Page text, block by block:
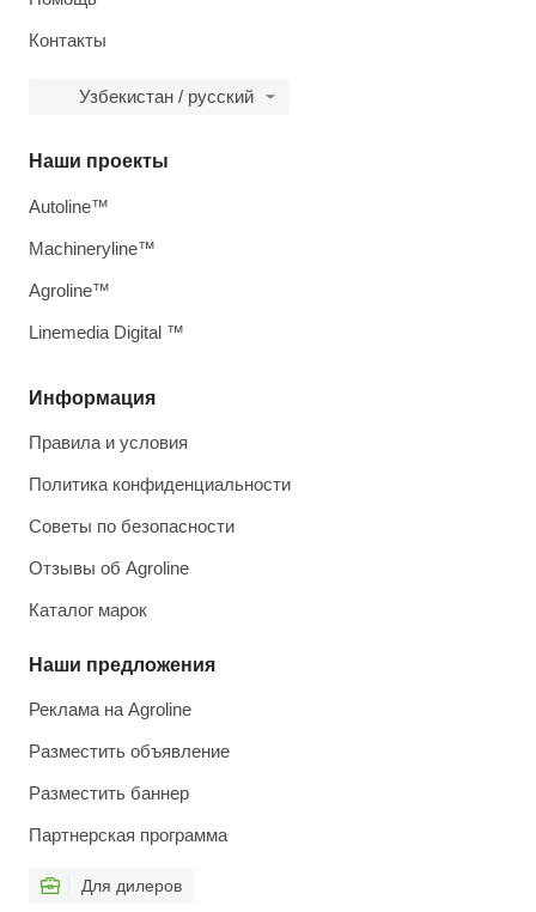
Контакты
Узбекистан / русский
Информация
Правила и условия
Политика конфиденциальности
Советы по безопасности
Отзывы об Agroline
Каталог марок
Наши предложения
Реклама на Agroline
Разместить объявление
Разместить баннер
Партнерская программа
Для дилеров
Наши проекты
Autoline™
Machineryline™
Agroline™
Linemedia Digital ™